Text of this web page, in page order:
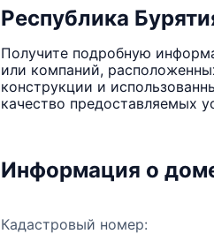
Республика
Получите подробную
или компаний,
конструкции и
качество предоставляемых
Информация о
Кадастровый номер: